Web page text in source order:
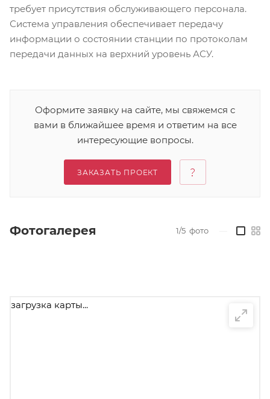
требует присутствия обслуживающего персонала.
Система управления обеспечивает передачу
информации о состоянии станции по протоколам
передачи данных на верхний уровень АСУ.
Оформите заявку на сайте, мы свяжемся с
вами в ближайшее время и ответим на все
интересующие вопросы.
ЗАКАЗАТЬ ПРОЕКТ
Фотогалерея 1/5 фото
загрузка карты...